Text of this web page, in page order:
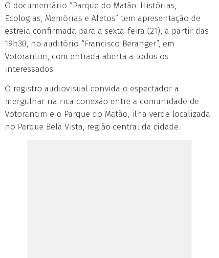
O documentário “Parque do Matão: Histórias,
Ecologias, Memórias e Afetos” tem apresentação de
estreia confirmada para a sexta-feira (21), a partir das
19h30, no auditório “Francisco Beranger”, em
Votorantim, com entrada aberta a todos os
interessados.
O registro audiovisual convida o espectador a
mergulhar na rica conexão entre a comunidade de
Votorantim e o Parque do Matão, ilha verde localizada
no Parque Bela Vista, região central da cidade.